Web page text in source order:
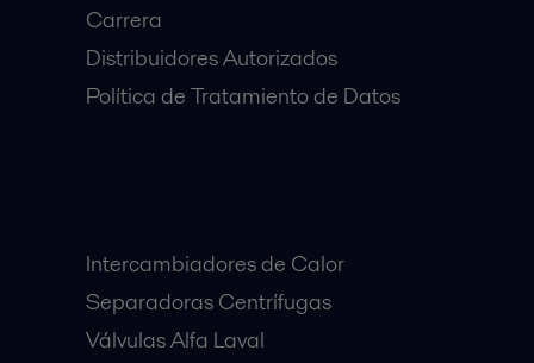
Carrera
Distribuidores Autorizados
Política de Tratamiento de Datos
Intercambiadores de Calor
Separadoras Centrífugas
Válvulas Alfa Laval